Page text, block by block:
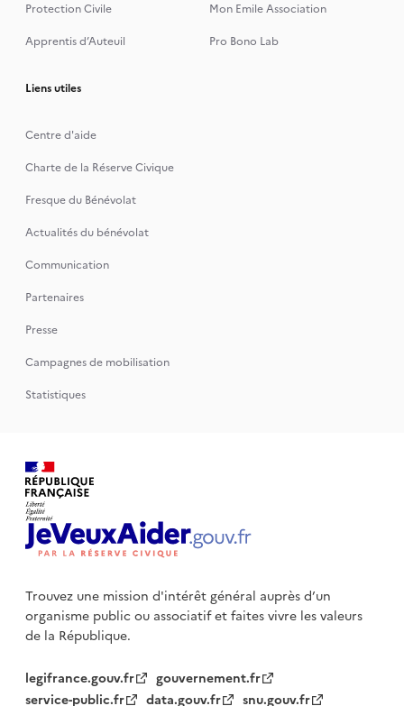
Protection Civile
Mon Emile Association
Apprentis d’Auteuil
Pro Bono Lab
Liens utiles
Centre d'aide
Charte de la Réserve Civique
Fresque du Bénévolat
Actualités du bénévolat
Communication
Partenaires
Presse
Campagnes de mobilisation
Statistiques
Trouvez une mission d'intérêt général auprès d’un
organisme publicou associatif et faites vivre les valeurs
de la République.
legifrance.gouv.fr
gouvernement.fr
service-public.fr
data.gouv.fr snu.gouv.fr